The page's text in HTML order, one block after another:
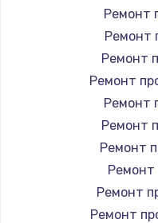
Ремонт
Ремонт
Ремонт
Ремонт
Ремонт
Ремонт
Ремонт
Ремонт
Ремонт
Ремонт